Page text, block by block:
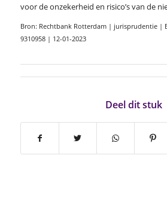
voor de onzekerheid en risico’s van de
Bron: Rechtbank Rotterdam | jurisprudentie |
9310958 | 12-01-2023
Deel dit stuk